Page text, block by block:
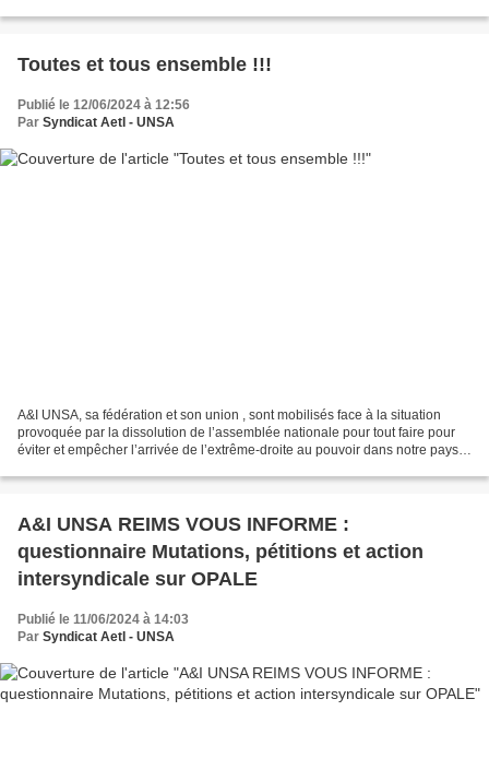
Toutes et tous ensemble !!!
Publié le 12/06/2024 à 12:56
Par Syndicat AetI - UNSA
A&I UNSA, sa fédération et son union , sont mobilisés face à la situation
provoquée par la dissolution de l’assemblée nationale pour tout faire pour
éviter et empêcher l’arrivée de l’extrême-droite au pouvoir dans notre pays.
A&I UNSA REIMS VOUS INFORME :
questionnaire Mutations, pétitions et action
intersyndicale sur OPALE
Publié le 11/06/2024 à 14:03
Par Syndicat AetI - UNSA